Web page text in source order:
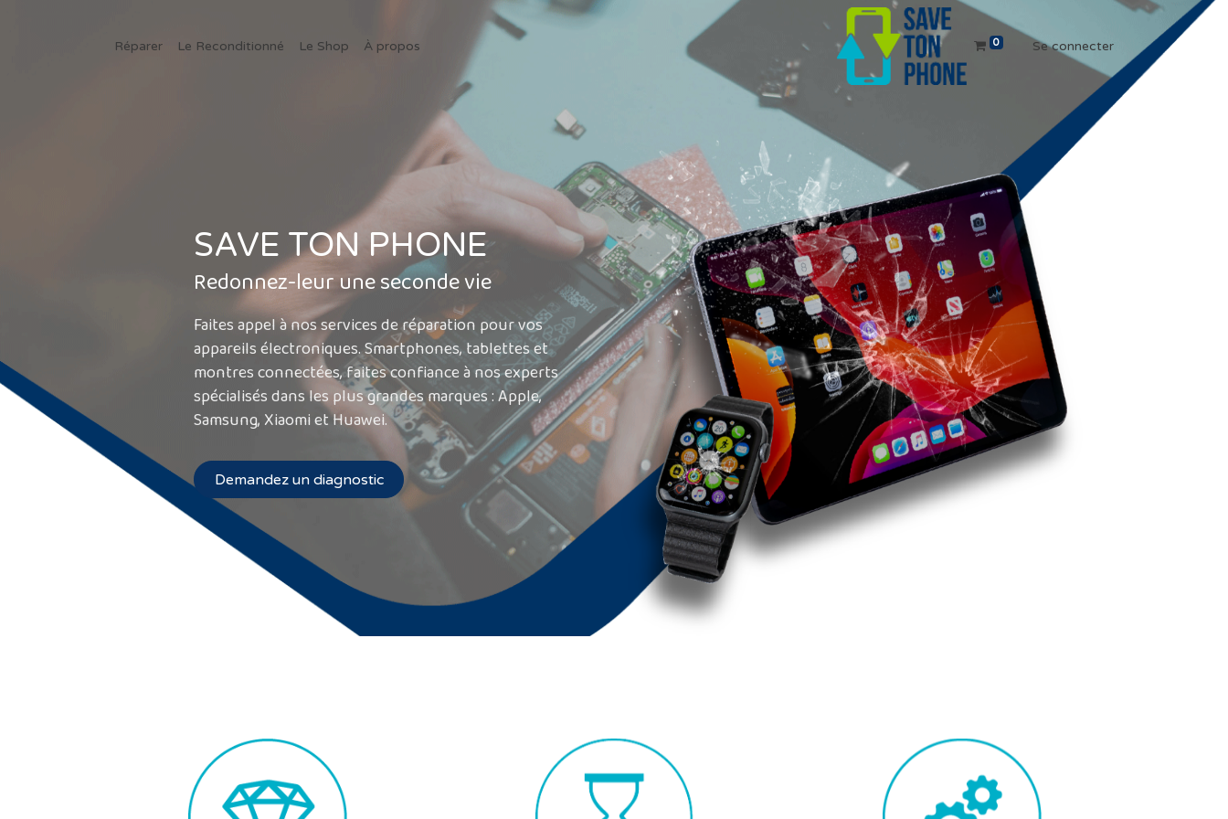
Réparer Le Reconditionné Le Shop À propos 0 Se connecter
SAVE TON PHONE
Redonnez-leur une seconde vie
Faites appel à nos services de réparation pour vos
appareils électroniques. Smartphones, tablettes et
montres connectées, faites confiance à nos experts
spécialisés dans les plus grandes marques : Apple,
Samsung, Xiaomi et Huawei.
Demandez un diagnostic